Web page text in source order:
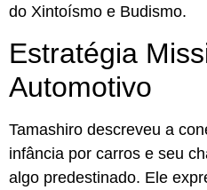
do Xintoísmo e Budismo.
Estratégia
Automotivo
Tamashiro descreveu a
infância por carros e seu
algo predestinado. Ele